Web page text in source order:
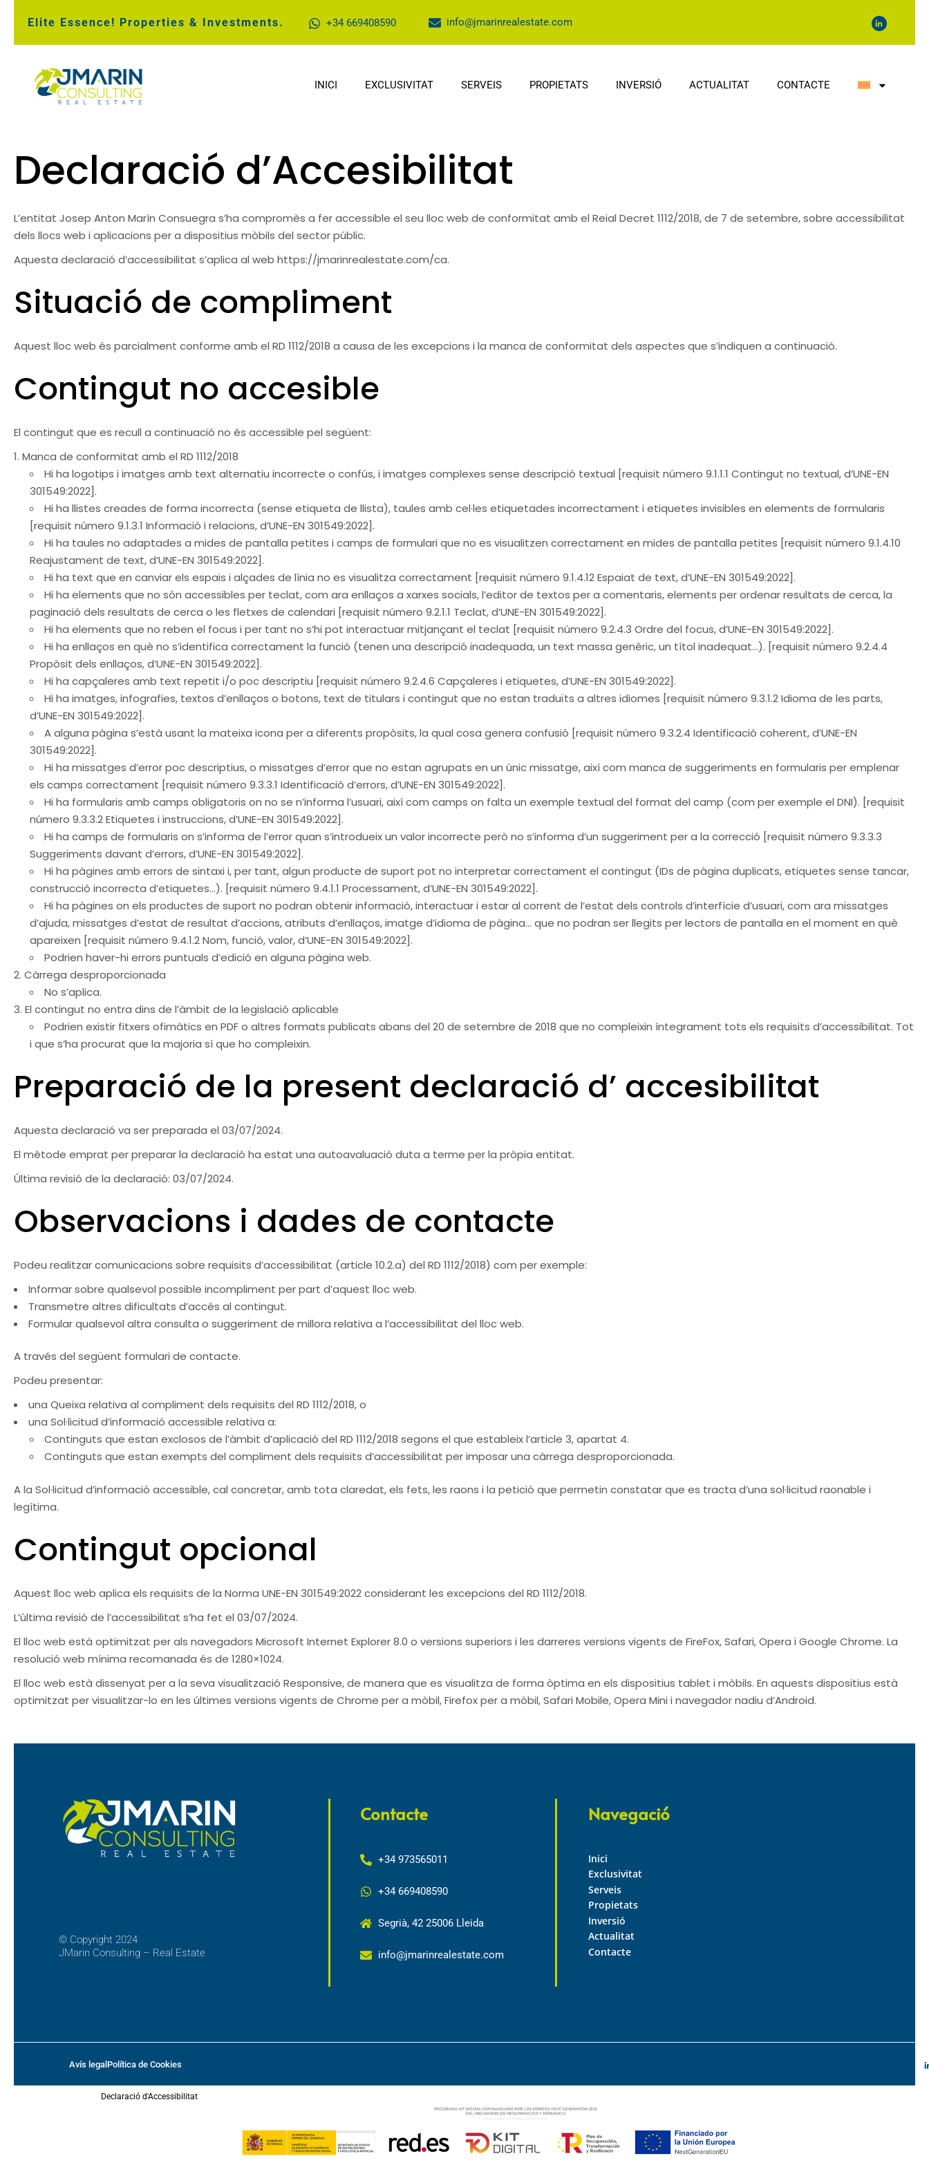
Elite Essence! Properties & Investments. +34 669408590 info@jmarinrealestate.com
INICI EXCLUSIVITAT SERVEIS PROPIETATS INVERSIÓ ACTUALITAT CONTACTE
Declaració d’Accesibilitat
L’entitat Josep Anton Marín Consuegra s’ha compromès a fer accessible el seu lloc web de conformitat amb el Reial Decret 1112/2018, de 7 de setembre, sobre accessibilitat
dels llocs web i aplicacions per a dispositius mòbils del sector públic.
Aquesta declaració d’accessibilitat s’aplica al web https://jmarinrealestate.com/ca.
Situació de compliment
Aquest lloc web és parcialment conforme amb el RD 1112/2018 a causa de les excepcions i la manca de conformitat dels aspectes que s’indiquen a continuació.
Contingut no accesible
El contingut que es recull a continuació no és accessible pel següent:
Manca de conformitat amb el RD 1112/2018
Hi ha logotips i imatges amb text alternatiu incorrecte o confús, i imatges complexes sense descripció textual [requisit número 9.1.1.1 Contingut no textual, d’UNE-EN
301549:2022].
Hi ha llistes creades de forma incorrecta (sense etiqueta de llista), taules amb cel·les etiquetades incorrectament i etiquetes invisibles en elements de formularis
[requisit número 9.1.3.1 Informació i relacions, d’UNE-EN 301549:2022].
Hi ha taules no adaptades a mides de pantalla petites i camps de formulari que no es visualitzen correctament en mides de pantalla petites [requisit número 9.1.4.10
Reajustament de text, d’UNE-EN 301549:2022].
Hi ha text que en canviar els espais i alçades de línia no es visualitza correctament [requisit número 9.1.4.12 Espaiat de text, d’UNE-EN 301549:2022].
Hi ha elements que no són accessibles per teclat, com ara enllaços a xarxes socials, l’editor de textos per a comentaris, elements per ordenar resultats de cerca, la
paginació dels resultats de cerca o les fletxes de calendari [requisit número 9.2.1.1 Teclat, d’UNE-EN 301549:2022].
Hi ha elements que no reben el focus i per tant no s’hi pot interactuar mitjançant el teclat [requisit número 9.2.4.3 Ordre del focus, d’UNE-EN 301549:2022].
Hi ha enllaços en què no s’identifica correctament la funció (tenen una descripció inadequada, un text massa genèric, un títol inadequat…). [requisit número 9.2.4.4
Propòsit dels enllaços, d’UNE-EN 301549:2022].
Hi ha capçaleres amb text repetit i/o poc descriptiu [requisit número 9.2.4.6 Capçaleres i etiquetes, d’UNE-EN 301549:2022].
Hi ha imatges, infografies, textos d’enllaços o botons, text de titulars i contingut que no estan traduïts a altres idiomes [requisit número 9.3.1.2 Idioma de les parts,
d’UNE-EN 301549:2022].
A alguna pàgina s’està usant la mateixa icona per a diferents propòsits, la qual cosa genera confusió [requisit número 9.3.2.4 Identificació coherent, d’UNE-EN
301549:2022].
Hi ha missatges d’error poc descriptius, o missatges d’error que no estan agrupats en un únic missatge, així com manca de suggeriments en formularis per emplenar
els camps correctament [requisit número 9.3.3.1 Identificació d’errors, d’UNE-EN 301549:2022].
Hi ha formularis amb camps obligatoris on no se n’informa l’usuari, així com camps on falta un exemple textual del format del camp (com per exemple el DNI). [requisit
número 9.3.3.2 Etiquetes i instruccions, d’UNE-EN 301549:2022].
Hi ha camps de formularis on s’informa de l’error quan s’introdueix un valor incorrecte però no s’informa d’un suggeriment per a la correcció [requisit número 9.3.3.3
Suggeriments davant d’errors, d’UNE-EN 301549:2022].
Hi ha pàgines amb errors de sintaxi i, per tant, algun producte de suport pot no interpretar correctament el contingut (IDs de pàgina duplicats, etiquetes sense tancar,
construcció incorrecta d’etiquetes…). [requisit número 9.4.1.1 Processament, d’UNE-EN 301549:2022].
Hi ha pàgines on els productes de suport no podran obtenir informació, interactuar i estar al corrent de l’estat dels controls d’interfície d’usuari, com ara missatges
d’ajuda, missatges d’estat de resultat d’accions, atributs d’enllaços, imatge d’idioma de pàgina… que no podran ser llegits per lectors de pantalla en el moment en què
apareixen [requisit número 9.4.1.2 Nom, funció, valor, d’UNE-EN 301549:2022].
Podrien haver-hi errors puntuals d’edició en alguna pàgina web.
Càrrega desproporcionada
No s’aplica.
El contingut no entra dins de l’àmbit de la legislació aplicable
Podrien existir fitxers ofimàtics en PDF o altres formats publicats abans del 20 de setembre de 2018 que no compleixin íntegrament tots els requisits d’accessibilitat. Tot
i que s’ha procurat que la majoria sí que ho compleixin.
Preparació de la present declaració d’ accesibilitat
Aquesta declaració va ser preparada el 03/07/2024.
El mètode emprat per preparar la declaració ha estat una autoavaluació duta a terme per la pròpia entitat.
Última revisió de la declaració: 03/07/2024.
Observacions i dades de contacte
Podeu realitzar comunicacions sobre requisits d’accessibilitat (article 10.2.a) del RD 1112/2018) com per exemple:
Informar sobre qualsevol possible incompliment per part d’aquest lloc web.
Transmetre altres dificultats d’accés al contingut.
Formular qualsevol altra consulta o suggeriment de millora relativa a l’accessibilitat del lloc web.
A través del següent formulari de contacte.
Podeu presentar:
una Queixa relativa al compliment dels requisits del RD 1112/2018, o
una Sol·licitud d’informació accessible relativa a:
Continguts que estan exclosos de l’àmbit d’aplicació del RD 1112/2018 segons el que estableix l’article 3, apartat 4.
Continguts que estan exempts del compliment dels requisits d’accessibilitat per imposar una càrrega desproporcionada.
A la Sol·licitud d’informació accessible, cal concretar, amb tota claredat, els fets, les raons i la petició que permetin constatar que es tracta d’una sol·licitud raonable i
legítima.
Contingut opcional
Aquest lloc web aplica els requisits de la Norma UNE-EN 301549:2022 considerant les excepcions del RD 1112/2018.
L’última revisió de l’accessibilitat s’ha fet el 03/07/2024.
El lloc web està optimitzat per als navegadors Microsoft Internet Explorer 8.0 o versions superiors i les darreres versions vigents de FireFox, Safari, Opera i Google Chrome. La
resolució web mínima recomanada és de 1280×1024.
El lloc web està dissenyat per a la seva visualització Responsive, de manera que es visualitza de forma òptima en els dispositius tablet i mòbils. En aquests dispositius està
optimitzat per visualitzar-lo en les últimes versions vigents de Chrome per a mòbil, Firefox per a mòbil, Safari Mobile, Opera Mini i navegador nadiu d’Android.
© Copyright 2024
JMarin Consulting – Real Estate
Contacte
+34 973565011
+34 669408590
Segrià, 42 25006 Lleida
info@jmarinrealestate.com
Navegació
Inici
Exclusivitat
Serveis
Propietats
Inversió
Actualitat
Contacte
Avís legal Política de Cookies
Declaració d'Accessibilitat